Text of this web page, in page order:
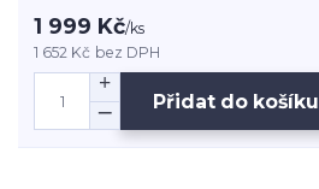
1 999 Kč/ks
1 652 Kč bez DPH
Přidat do košíku